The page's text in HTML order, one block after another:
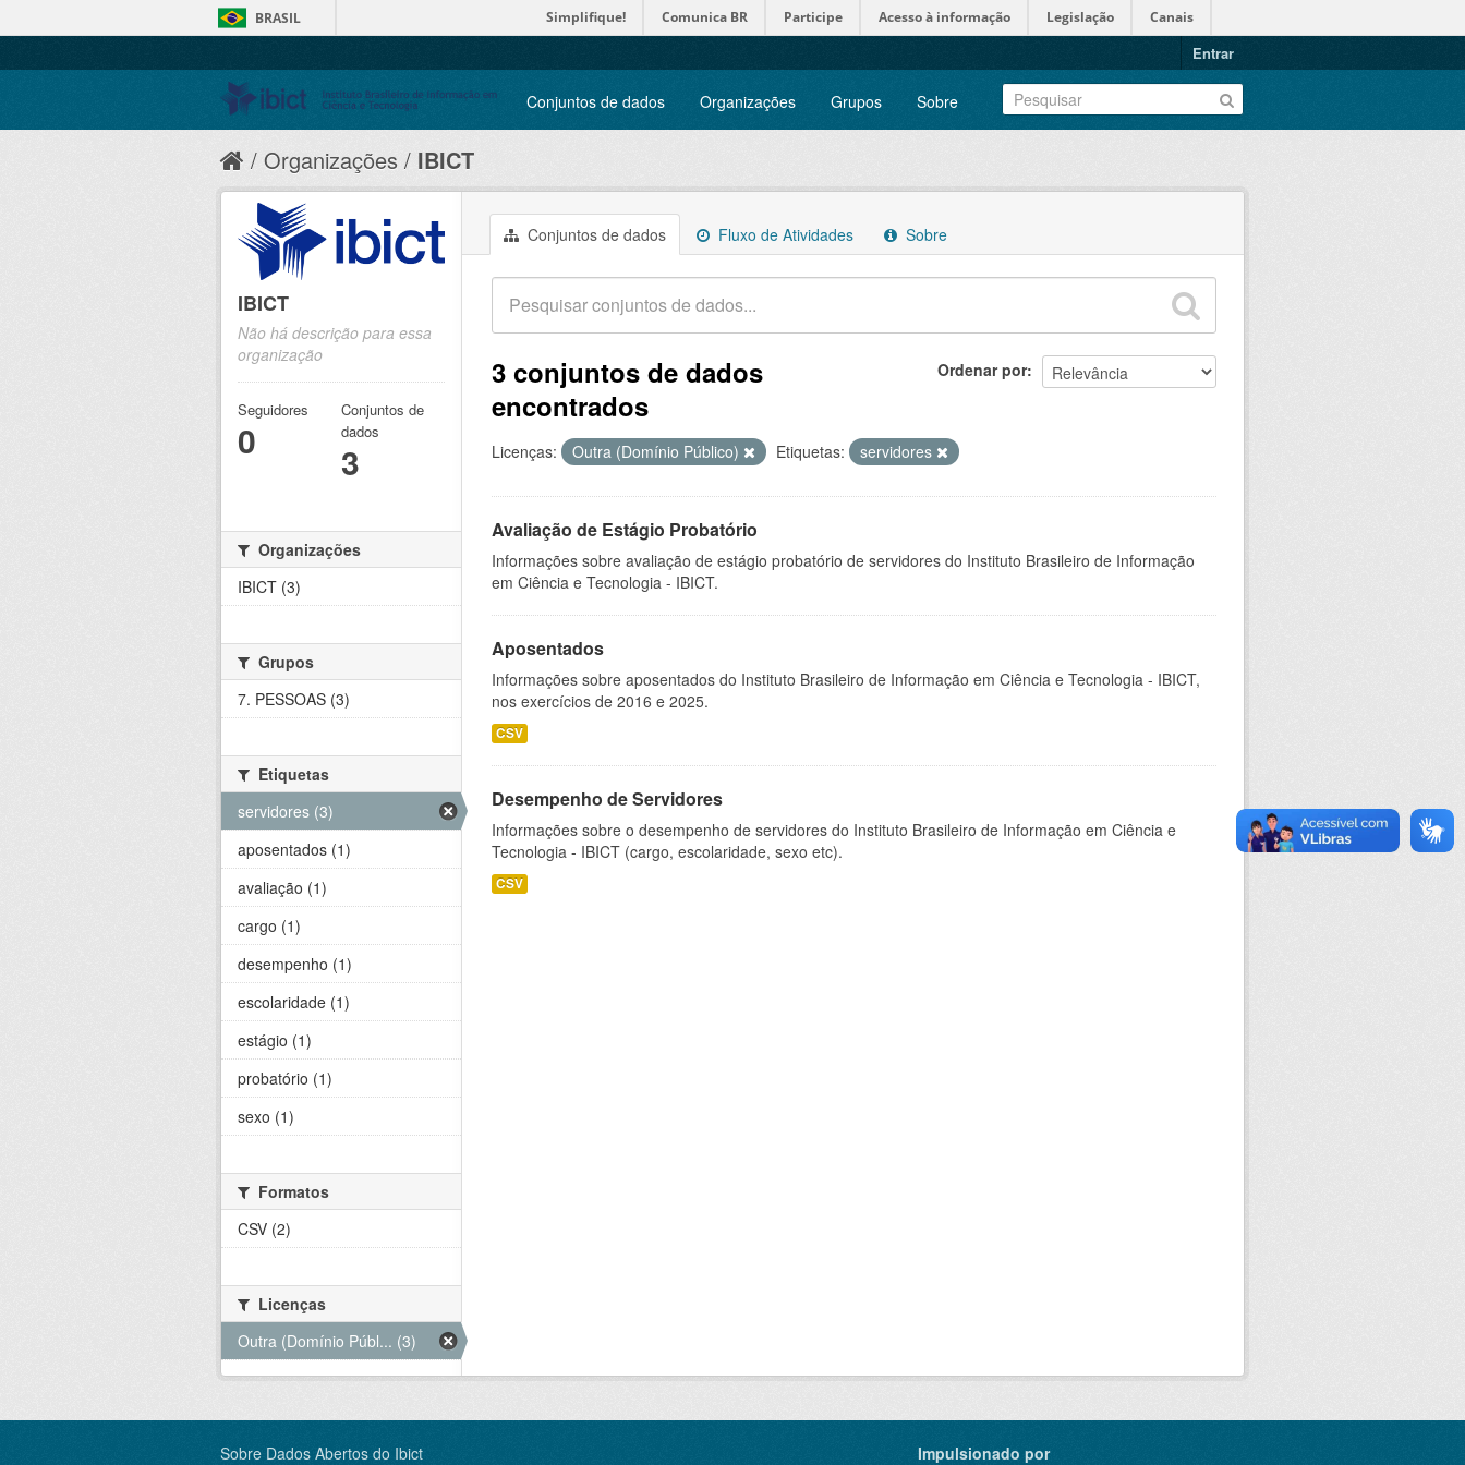
BRASIL Simplifique! Comunica BR Participe Acesso à informação Legislação Canais
Entrar
Conjuntos de dados Organizações Grupos Sobre
Organizações IBICT
Conjuntos de dados Fluxo de Atividades Sobre
Ordenar por
3 conjuntos de dados
encontrados
Licenças: Outra (Domínio Público) Etiquetas: servidores
Avaliação de Estágio Probatório
Informações sobre avaliação de estágio probatório de servidores do Instituto Brasileiro de Informação
em Ciência e Tecnologia - IBICT.
Aposentados
Informações sobre aposentados do Instituto Brasileiro de Informação em Ciência e Tecnologia - IBICT,
nos exercícios de 2016 e 2025.
CSV
Desempenho de Servidores
Informações sobre o desempenho de servidores do Instituto Brasileiro de Informação em Ciência e
Tecnologia - IBICT (cargo, escolaridade, sexo etc).
CSV
IBICT
Não há descrição para essa
organização
Seguidores
0
Conjuntos de
dados
3
Organizações
IBICT (3)
Grupos
7. PESSOAS (3)
Etiquetas
servidores (3)
aposentados (1)
avaliação (1)
cargo (1)
desempenho (1)
escolaridade (1)
estágio (1)
probatório (1)
sexo (1)
Formatos
CSV (2)
Licenças
Outra (Domínio Públ... (3)
Sobre Dados Abertos do Ibict Impulsionado por